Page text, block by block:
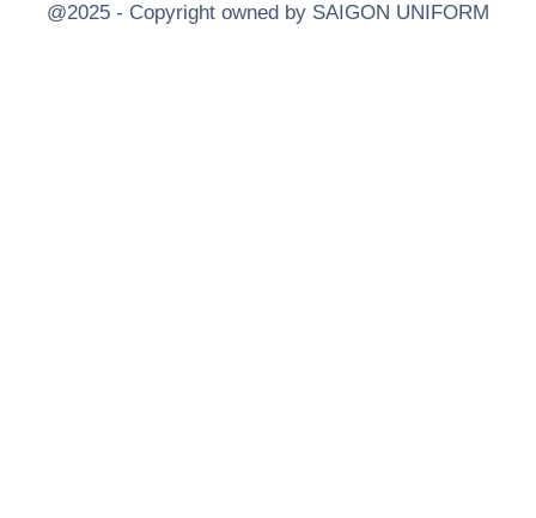
@2025 - Copyright owned by SAIGON UNIFORM